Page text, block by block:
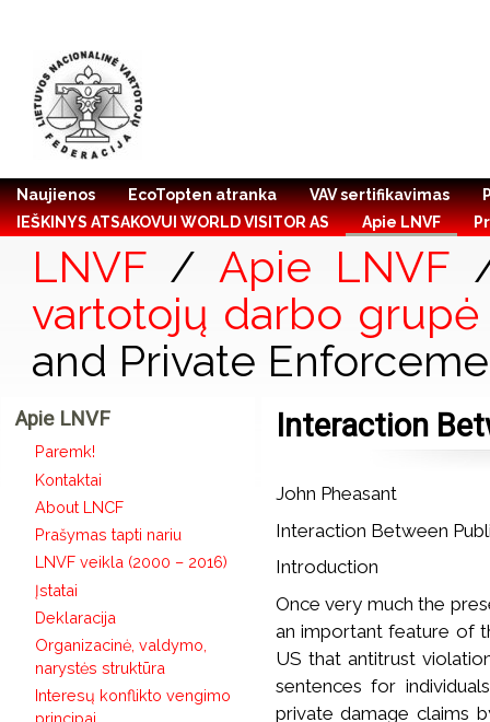
Naujienos EcoTopten atranka VAV sertifikavimas
IEŠKINYS ATSAKOVUI WORLD VISITOR AS
Apie LNVF
LNVF/ Apie LNVF
vartotojų darbo grupė
and Private
Apie LNVF
Paremk!
Kontaktai
About LNCF
Prašymas tapti nariu
LNVF veikla (2000 – 2016)
Įstatai
Deklaracija
Organizacinė, valdymo,
narystės struktūra
Interesų konflikto vengimo
Interaction
John Pheasant
Interaction Between
Introduction
Once very much the
an important feature of
US that antitrust
sentences for
private damage claims